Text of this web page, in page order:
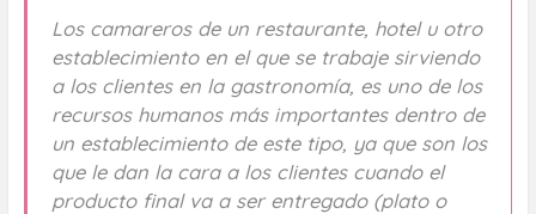
Los camareros de un restaurante, hotel u otro
establecimiento en el que se trabaje sirviendo
a los clientes en la gastronomía, es uno de los
recursos humanos más importantes dentro de
un establecimiento de este tipo, ya que son los
que le dan la cara a los clientes cuando el
producto final va a ser entregado (plato o